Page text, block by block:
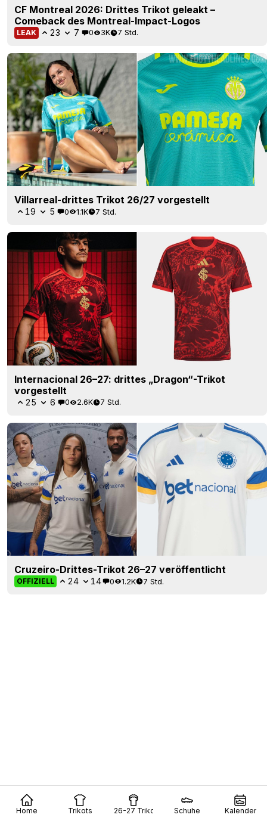
Home Trikots 26-27 Trikots Schuhe Kalender
CF Montreal 2026: Drittes Trikot geleakt –
Comeback des Montreal-Impact-Logos
LEAK 23 7 0 3K 7 Std.
Villarreal-drittes Trikot 26/27 vorgestellt
19 5 0 1.1K 7 Std.
Internacional 26–27: drittes „Dragon“-Trikot
vorgestellt
25 6 0 2.6K 7 Std.
Cruzeiro-Drittes-Trikot 26–27 veröffentlicht
OFFIZIELL 24 14 0 1.2K 7 Std.